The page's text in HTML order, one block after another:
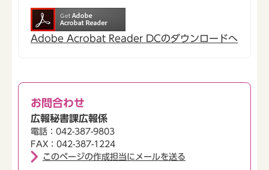
Adobe Acrobat Reader DCのダウンロードへ
お問合わせ
広報秘書課広報係
電話：042-387-9803
FAX：042-387-1224
このページの作成担当にメールを送る